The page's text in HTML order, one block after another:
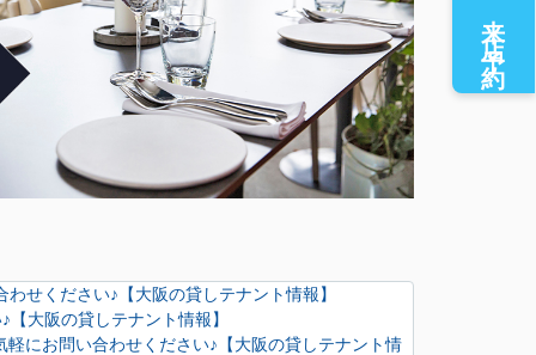
せください♪【大阪の貸しテナント情報】
大阪の貸しテナント情報】
にお問い合わせください♪【大阪の貸しテナント情
来店予約